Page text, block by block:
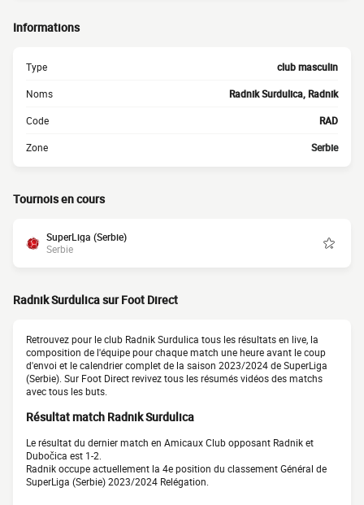
Informations
Type club masculin
Noms Radnik Surdulica, Radnik
Code RAD
Zone Serbie
Tournois en cours
SuperLiga (Serbie)
Serbie
Radnik Surdulica sur Foot Direct
Retrouvez pour le club Radnik Surdulica tous les résultats en live, la
composition de l'équipe pour chaque match une heure avant le coup
d'envoi et le calendrier complet de la saison 2023/2024 de SuperLiga
(Serbie). Sur Foot Direct revivez tous les résumés vidéos des matchs
avec tous les buts.
Résultat match Radnik Surdulica
Le résultat du dernier match en Amicaux Club opposant Radnik et
Dubočica est 1-2.
Radnik occupe actuellement la 4e position du classement Général de
SuperLiga (Serbie) 2023/2024 Relégation.